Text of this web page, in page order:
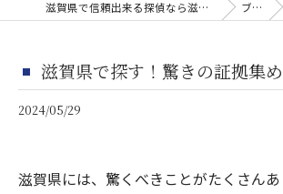
滋賀県で信頼出来る探偵なら滋賀クリスタル探偵事務所 ブログ
滋賀県で探す！驚きの証拠集め
2024/05/29
滋賀県には、驚くべきことがたくさん